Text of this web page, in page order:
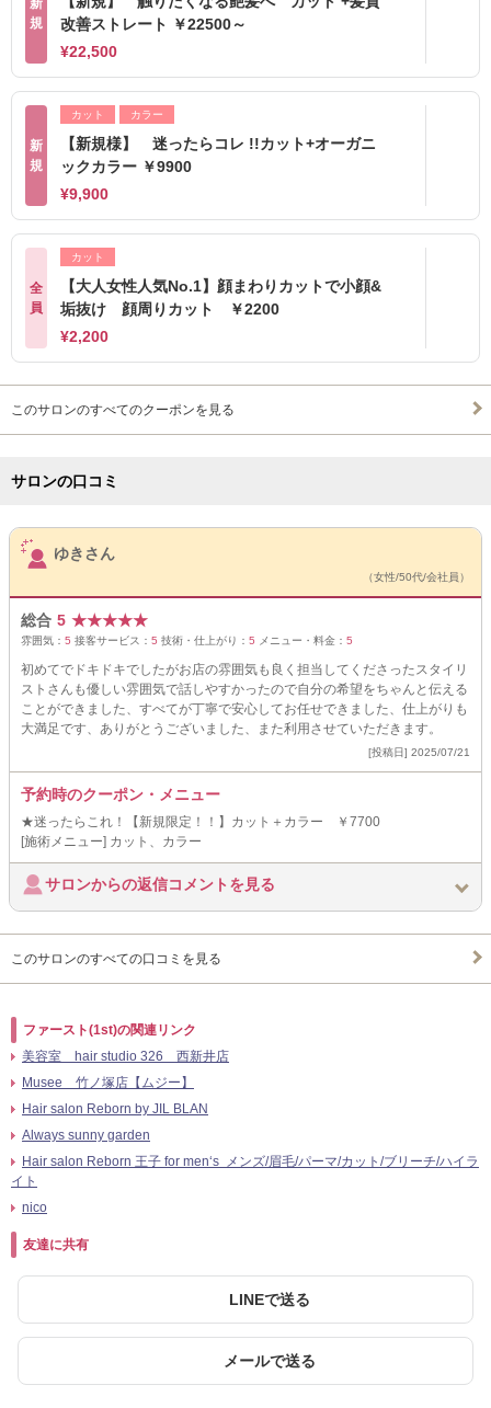
新
規
改善ストレート ￥22500～
¥22,500
新
規
カット カラー
【新規様】 迷ったらコレ !!カット+オーガニ
ックカラー ￥9900
¥9,900
全
員
カット
【大人女性人気No.1】顔まわりカットで小顔&
垢抜け 顔周りカット ￥2200
¥2,200
このサロンのすべてのクーポンを見る
サロンの口コミ
サロンPick Up
ゆきさん
（女性/50代/会社員）
総合 5 ★★★★★
雰囲気： 5 接客サービス： 5 技術・仕上がり： 5 メニュー・料金： 5
初めてでドキドキでしたがお店の雰囲気も良く担当してくださったスタイリ
ストさんも優しい雰囲気で話しやすかったので自分の希望をちゃんと伝える
ことができました、すべてが丁寧で安心してお任せできました、仕上がりも
大満足です、ありがとうございました、また利用させていただきます。
[投稿日] 2025/07/21
予約時のクーポン・メニュー
★迷ったらこれ！【新規限定！！】カット＋カラー ￥7700
[施術メニュー] カット、カラー
サロンからの返信コメントを見る
このサロンのすべての口コミを見る
ファースト(1st)の関連リンク
美容室 hair studio 326 西新井店
Musee 竹ノ塚店【ムジー】
Hair salon Reborn by JIL BLAN
Always sunny garden
Hair salon Reborn 王子 for men‘s メンズ/眉毛/パーマ/カット/ブリーチ/ハイラ
イト
nico
友達に共有
LINEで送る
メールで送る